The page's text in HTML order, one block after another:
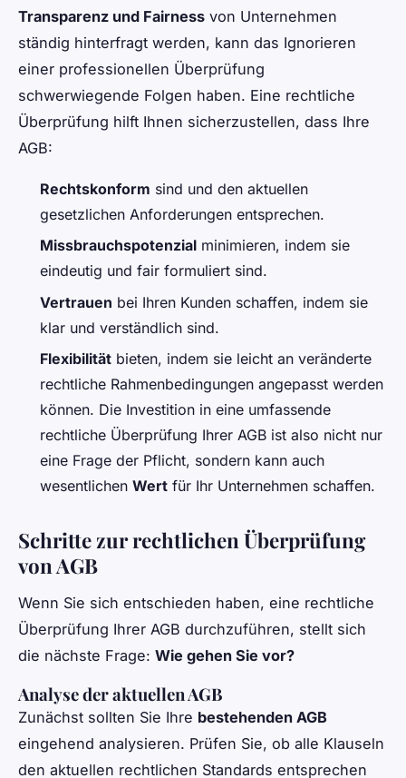
Transparenz und Fairness von Unternehmen
ständig hinterfragt werden, kann das Ignorieren
einer professionellen Überprüfung
schwerwiegende Folgen haben. Eine rechtliche
Überprüfung hilft Ihnen sicherzustellen, dass Ihre
AGB:
Rechtskonform sind und den aktuellen
gesetzlichen Anforderungen entsprechen.
Missbrauchspotenzial minimieren, indem sie
eindeutig und fair formuliert sind.
Vertrauen bei Ihren Kunden schaffen, indem sie
klar und verständlich sind.
Flexibilität bieten, indem sie leicht an veränderte
rechtliche Rahmenbedingungen angepasst werden
können. Die Investition in eine umfassende
rechtliche Überprüfung Ihrer AGB ist also nicht nur
eine Frage der Pflicht, sondern kann auch
wesentlichen Wert für Ihr Unternehmen schaffen.
Schritte zur rechtlichen Überprüfung
von AGB
Wenn Sie sich entschieden haben, eine rechtliche
Überprüfung Ihrer AGB durchzuführen, stellt sich
die nächste Frage: Wie gehen Sie vor?
Analyse der aktuellen AGB
Zunächst sollten Sie Ihre bestehenden AGB
eingehend analysieren. Prüfen Sie, ob alle Klauseln
den aktuellen rechtlichen Standards entsprechen